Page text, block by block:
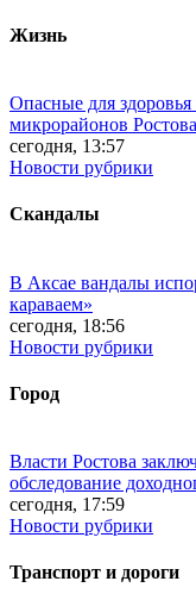
Жизнь
Опасные для
микрорайонов Ростова
сегодня, 13:57
Новости рубрики
Скандалы
В Аксае вандалы
караваем»
сегодня, 18:56
Новости рубрики
Город
Власти Ростова
обследование
сегодня, 17:59
Новости рубрики
Транспорт и дороги